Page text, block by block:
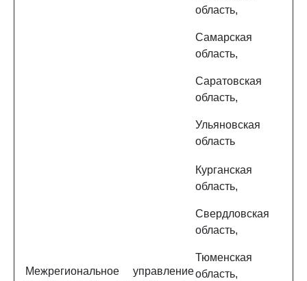
область,
Самарская
область,
Саратовская
область,
Ульяновская
область
Межрегиональное управление
Курганская
область,
Свердловская
область,
Тюменская
область,